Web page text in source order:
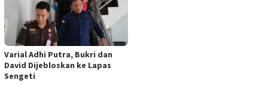
Varial Adhi Putra, Bukri dan
David Dijebloskan ke Lapas
Sengeti